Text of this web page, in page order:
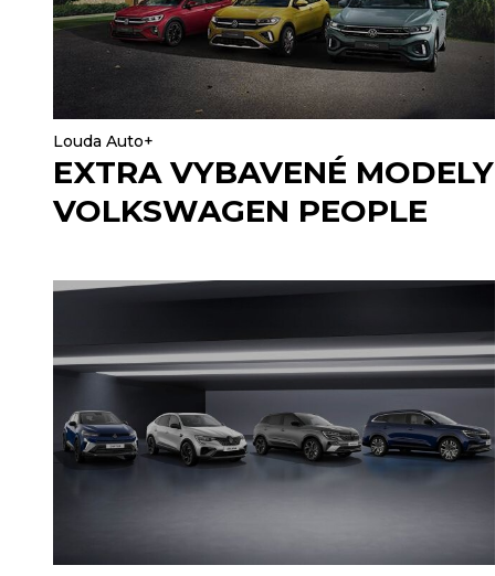
Louda Auto+
EXTRA VYBAVENÉ MODELY
VOLKSWAGEN PEOPLE